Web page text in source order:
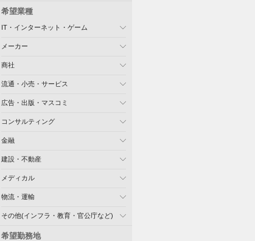
希望業種
IT・インターネット・ゲーム
メーカー
商社
流通・小売・サービス
広告・出版・マスコミ
コンサルティング
金融
建設・不動産
メディカル
物流・運輸
その他(インフラ・教育・官公庁など)
希望勤務地